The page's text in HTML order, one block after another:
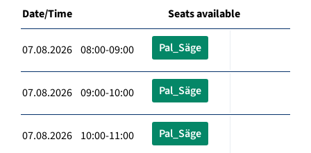
Date/Time Seats available
07.08.2026 08:00-09:00 Pal_Säge
07.08.2026 09:00-10:00 Pal_Säge
07.08.2026 10:00-11:00 Pal_Säge